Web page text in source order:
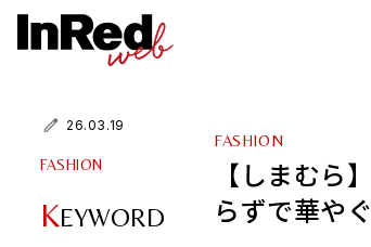
FASHION
【しまむ
らずで華や
26.03.19
FASHION
KEYWORD